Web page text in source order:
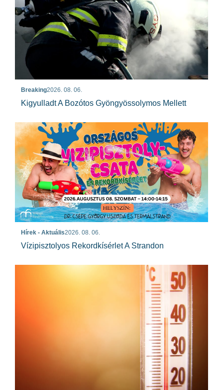
Breaking2026. 08. 06.
Kigyulladt A Bozótos Gyöngyössolymos Mellett
Hírek - Aktuális2026. 08. 06.
Vízipisztolyos Rekordkísérlet A Strandon